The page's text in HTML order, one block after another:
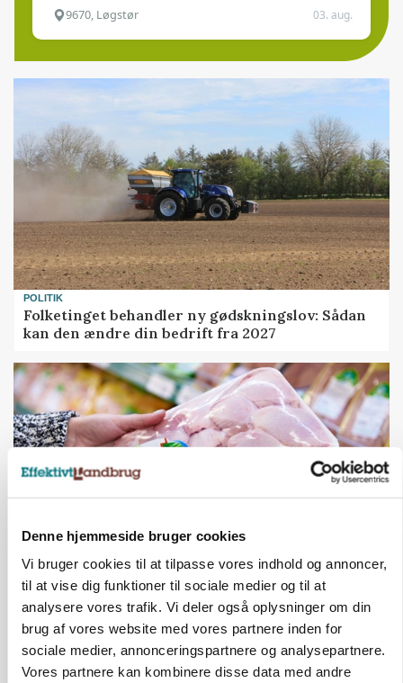
Denne hjemmeside bruger cookies
Vi bruger cookies til at tilpasse vores indhold og annoncer,
til at vise dig funktioner til sociale medier og til at
analysere vores trafik. Vi deler også oplysninger om din
brug af vores website med vores partnere inden for
sociale medier, annonceringspartnere og analysepartnere.
Vores partnere kan kombinere disse data med andre
9670, Løgstør 03. aug.
POLITIK
Folketinget behandler ny gødskningslov: Sådan
kan den ændre din bedrift fra 2027
MARKEDSFOKUS
Prisgab på 20 kroner pr. kg vokser: Polsk kylling
presser markedet